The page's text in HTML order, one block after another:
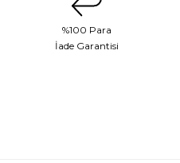
%100 Para
İade Garantisi